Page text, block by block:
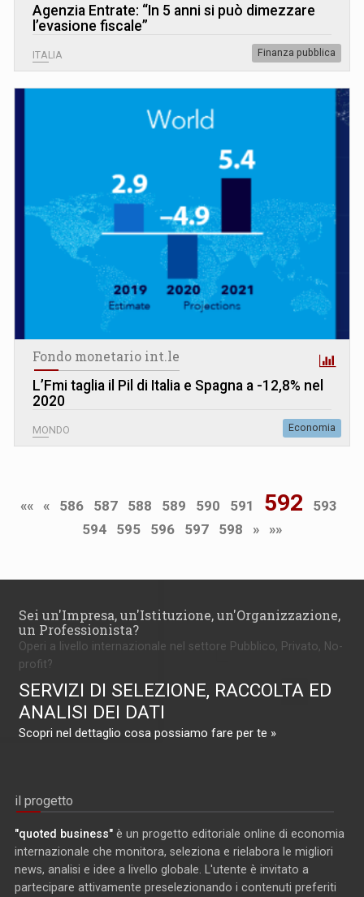
Agenzia Entrate: “In 5 anni si può dimezzare
l’evasione fiscale”
ITALIA Finanza pubblica
Fondo monetario int.le
L’Fmi taglia il Pil di Italia e Spagna a -12,8% nel
2020
MONDO Economia
«« « 586 587 588 589 590 591 592
593
594
595 596 597 598 » »»
Sei un'Impresa, un'Istituzione, un'Organizzazione,
un Professionista?
Operi a livello internazionale nel settore Pubblico, Privato, No-
profit?
SERVIZI DI SELEZIONE, RACCOLTA ED
ANALISI DEI DATI
Scopri nel dettaglio cosa possiamo fare per te »
il progetto
"quoted business" è un progetto editoriale online di economia
internazionale che monitora, seleziona e rielabora le migliori
news, analisi e idee a livello globale. L'utente è invitato a
partecipare attivamente preselezionando i contenuti preferiti